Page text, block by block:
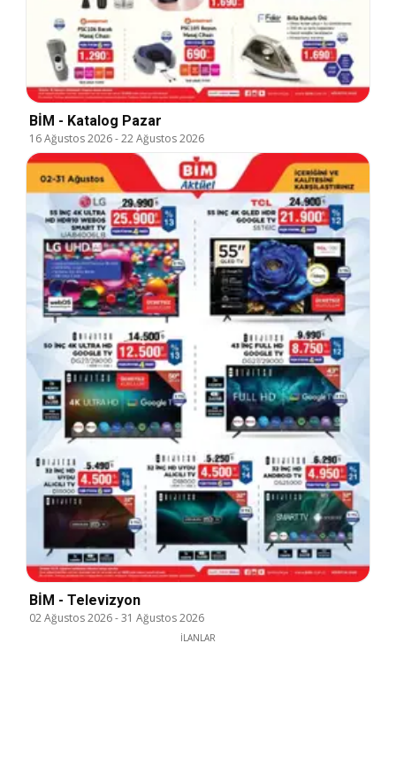
BİM - Katalog Pazar
16 Ağustos 2026-22 Ağustos 2026
BİM - Televizyon
02 Ağustos 2026-31 Ağustos 2026
İLANLAR